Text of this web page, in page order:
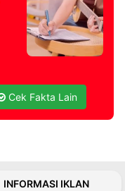
Cek Fakta Lain
INFORMASI IKLAN